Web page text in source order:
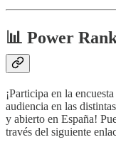
📊 Power
¡Participa en la
audiencia en las
y abierto en España!
través del siguiente